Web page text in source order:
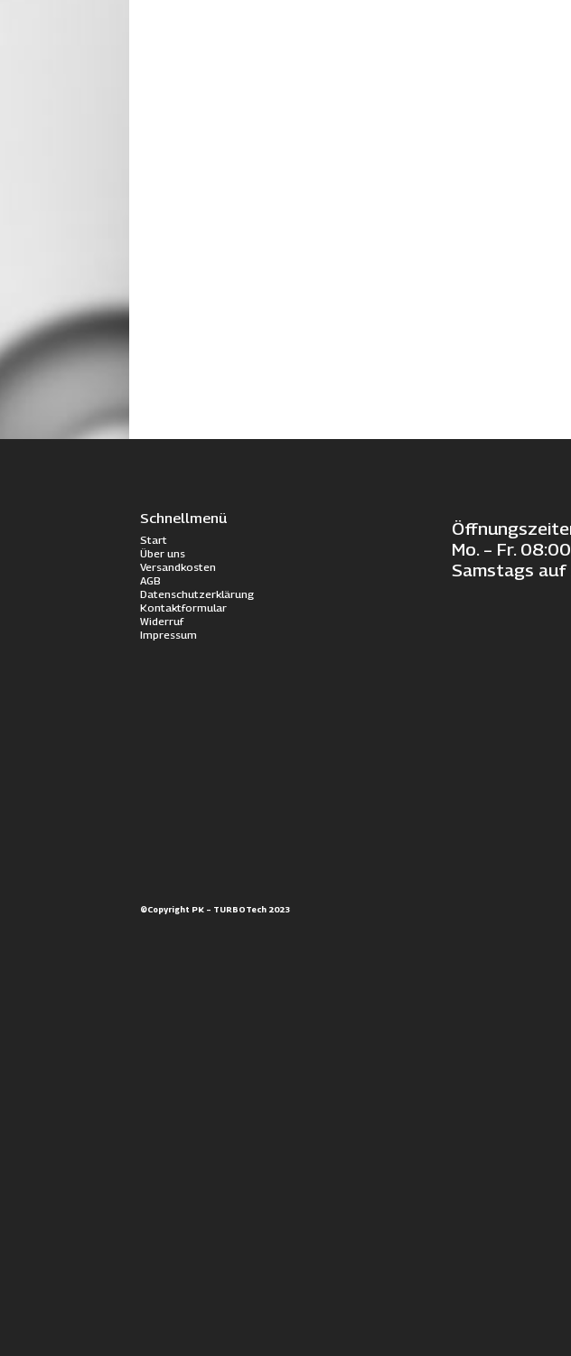
Schnellmenü
Start
Über uns
Versandkosten
AGB
Datenschutzerklärung
Kontaktformular
Widerruf
Impressum
Mo. – Fr.
Samstags auf
©Copyright PK – TURBOTech 2023